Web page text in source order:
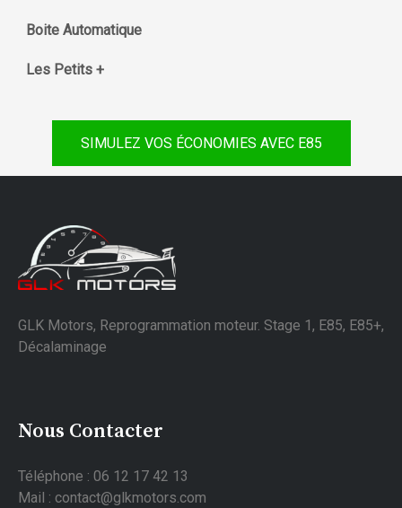
Boite Automatique
Les Petits +
SIMULEZ VOS ÉCONOMIES AVEC E85
GLK Motors, Reprogrammation moteur. Stage 1, E85, E85+,
Décalaminage
Nous Contacter
Téléphone : 06 12 17 42 13
Mail : contact@glkmotors.com